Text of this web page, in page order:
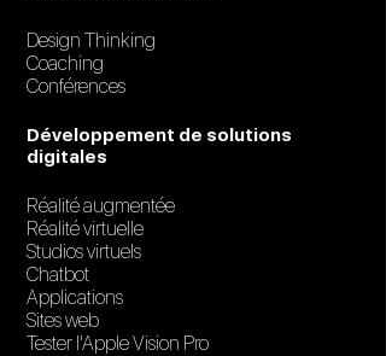
Design Thinking
Coaching
Conférences
Développement de solutions
digitales
Réalité augmentée
Réalité virtuelle
Studios virtuels
Chatbot
Applications
Sites web
Tester l'Apple Vision Pro